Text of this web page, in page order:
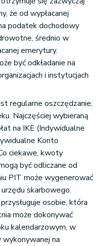
że od wypłacanej
podatek dochodowy
średnio w
emerytury.
być odkładanie na
i instytucjach
regularne oszczędzanie,
Najczęściej wybieraną
na IKE (Indywidualne
Konto
ciekawe, kwoty
być odliczane od
PIT może wygenerować
skarbowego.
osobie, która
może dokonywać
kalendarzowym, w
na